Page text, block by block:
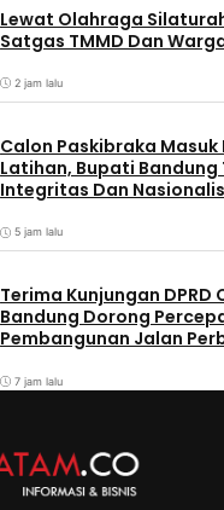
Lewat Olahraga
Satgas TMMD Dan
2 jam lalu
Calon Paskibraka
Latihan, Bupati Bandung
Integritas Dan
5 jam lalu
Terima Kunjungan DPRD
Bandung Dorong
Pembangunan Jalan
7 jam lalu